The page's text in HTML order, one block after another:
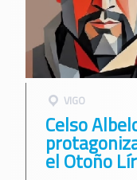
VIGO
Celso
el Otoño